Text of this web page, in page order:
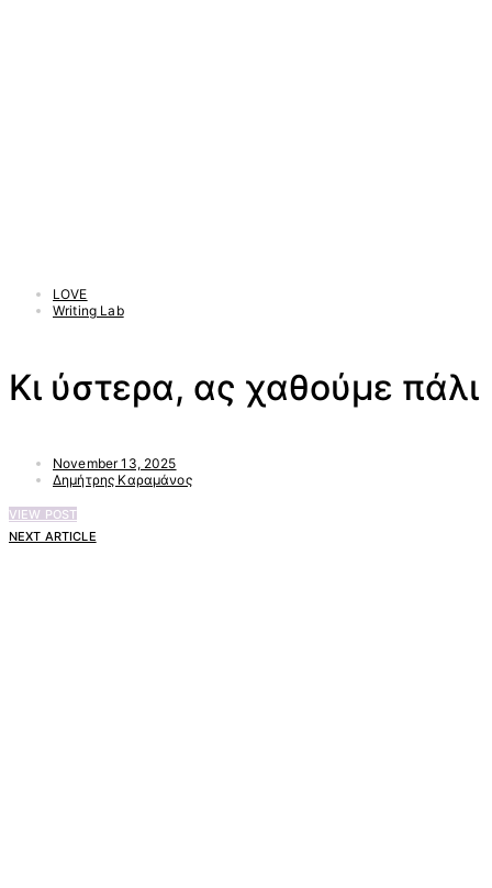
LOVE
Writing Lab
Κι ύστερα, ας χαθούμε πάλι
November 13, 2025
Δημήτρης Καραμάνος
VIEW POST
NEXT ARTICLE